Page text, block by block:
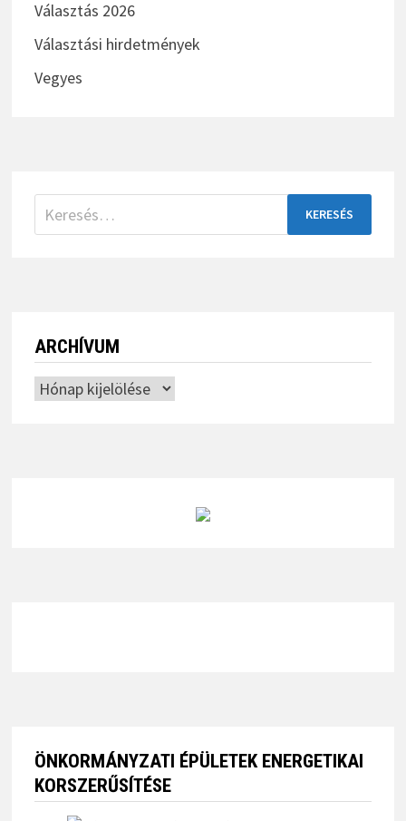
Választás 2026
Választási hirdetmények
Vegyes
Keresés:
ARCHÍVUM
Archívum
ÖNKORMÁNYZATI ÉPÜLETEK ENERGETIKAI
KORSZERŰSÍTÉSE